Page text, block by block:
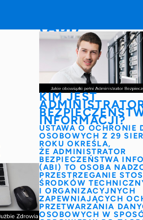
(ABI)
KIM JEST
INFORMACJI?
USTAWA O OCHRONIE
OSOBOWYCH Z 29
ROKU OKREŚLA,
ŻE ADMINISTRATOR
BEZPIECZEŃSTWA
(ABI) TO OSOBA
PRZESTRZEGANIE
ŚRODKÓW
I ORGANIZACYJNYCH
ZAPEWNIAJĄCYCH
PRZETWARZANIA
OSOBOWYCH W